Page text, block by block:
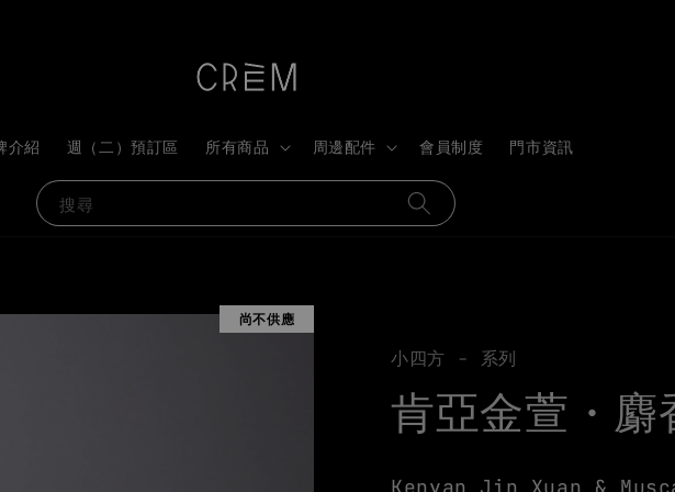
搜尋
介紹 週（二）預訂區 所有商品 周邊配件 會員制度 門市資訊
尚不供應
小四方 - 系列
肯亞金萱・麝